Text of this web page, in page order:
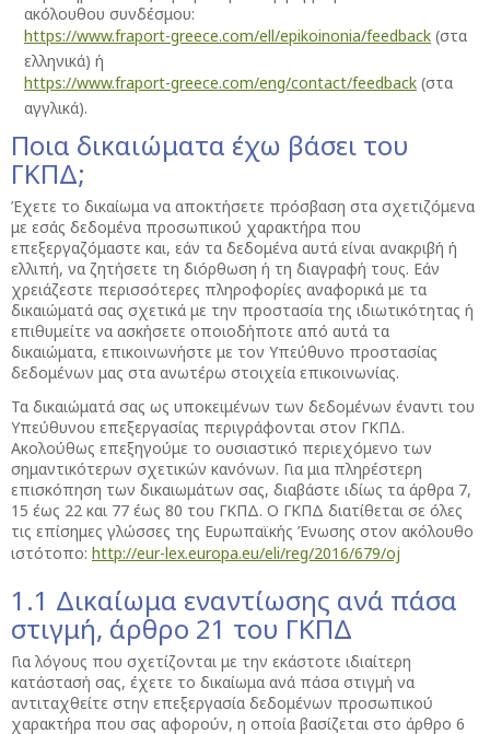
ακόλουθου συνδέσμου:
https://www.fraport-greece.com/ell/epikoinonia/feedback (στα
ελληνικά) ή
https://www.fraport-greece.com/eng/contact/feedback (στα
αγγλικά).
Ποια δικαιώματα έχω βάσει του
ΓΚΠΔ;
Έχετε το δικαίωμα να αποκτήσετε πρόσβαση στα σχετιζόμενα
με εσάς δεδομένα προσωπικού χαρακτήρα που
επεξεργαζόμαστε και, εάν τα δεδομένα αυτά είναι ανακριβή ή
ελλιπή, να ζητήσετε τη διόρθωση ή τη διαγραφή τους. Εάν
χρειάζεστε περισσότερες πληροφορίες αναφορικά με τα
δικαιώματά σας σχετικά με την προστασία της ιδιωτικότητας ή
επιθυμείτε να ασκήσετε οποιοδήποτε από αυτά τα
δικαιώματα, επικοινωνήστε με τον Υπεύθυνο προστασίας
δεδομένων μας στα ανωτέρω στοιχεία επικοινωνίας.
Τα δικαιώματά σας ως υποκειμένων των δεδομένων έναντι του
Υπεύθυνου επεξεργασίας περιγράφονται στον ΓΚΠΔ.
Ακολούθως επεξηγούμε το ουσιαστικό περιεχόμενο των
σημαντικότερων σχετικών κανόνων. Για μια πληρέστερη
επισκόπηση των δικαιωμάτων σας, διαβάστε ιδίως τα άρθρα 7,
15 έως 22 και 77 έως 80 του ΓΚΠΔ. Ο ΓΚΠΔ διατίθεται σε όλες
τις επίσημες γλώσσες της Ευρωπαϊκής Ένωσης στον ακόλουθο
ιστότοπο: http://eur-lex.europa.eu/eli/reg/2016/679/oj
1.1 Δικαίωμα εναντίωσης ανά πάσα
στιγμή, άρθρο 21 του ΓΚΠΔ
Για λόγους που σχετίζονται με την εκάστοτε ιδιαίτερη
κατάστασή σας, έχετε το δικαίωμα ανά πάσα στιγμή να
αντιταχθείτε στην επεξεργασία δεδομένων προσωπικού
χαρακτήρα που σας αφορούν, η οποία βασίζεται στο άρθρο 6